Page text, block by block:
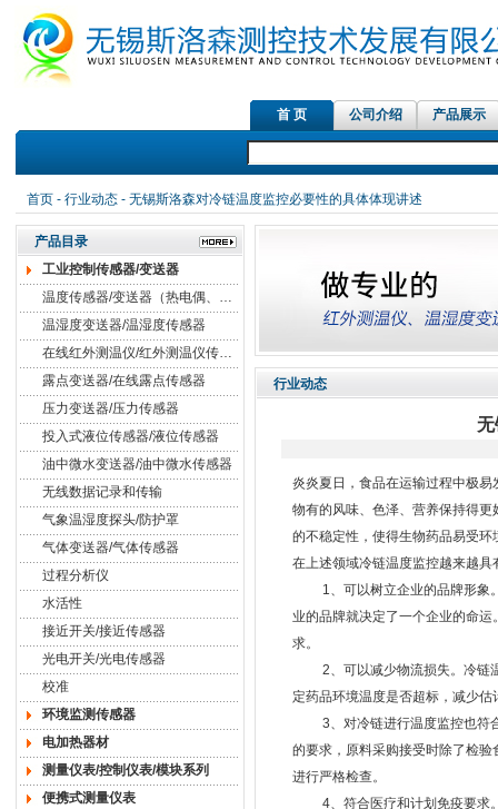
首 页 公司介绍 产品展示
首页- 行业动态- 无锡斯洛森对冷链温度监控必要性的具体体现讲述
产品目录
工业控制传感器/变送器
温度传感器/变送器（热电偶、热电阻）
温湿度变送器/温湿度传感器
在线红外测温仪/红外测温仪传感器
露点变送器/在线露点传感器
压力变送器/压力传感器
投入式液位传感器/液位传感器
油中微水变送器/油中微水传感器
无线数据记录和传输
气象温湿度探头/防护罩
气体变送器/气体传感器
过程分析仪
水活性
接近开关/接近传感器
光电开关/光电传感器
校准
环境监测传感器
电加热器材
测量仪表/控制仪表/模块系列
便携式测量仪表
行业动态
无
炎炎夏日，食品在运输过程中极易
物有的风味、色泽、营养保持得
的不稳定性，使得生物药品易受
在上述领域冷链温度监控越来越
1、可以树立企业的品牌形象。
业的品牌就决定了一个企业的命运
求。
2、可以减少物流损失。冷链温
定药品环境温度是否超标，减少
3、对冷链进行温度监控也符合
的要求，原料采购接受时除了检
进行严格检查。
4、符合医疗和计划免疫要求。